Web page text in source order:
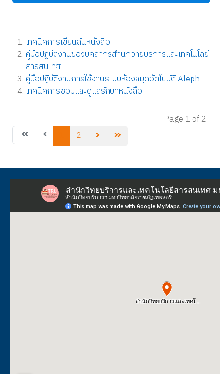
เทคนิคการเขียนสันหนังสือ
คู่มือปฏิบัติงานของบุคลากรสำนักวิทยบริการและเทคโนโลยี
สารสนเทศ
คู่มือปฏิบัติงานการใช้งานระบบห้องสมุดอัตโนมัติ Aleph
เทคนิคการซ่อมและดูแลรักษาหนังสือ
Page 1 of 2
2